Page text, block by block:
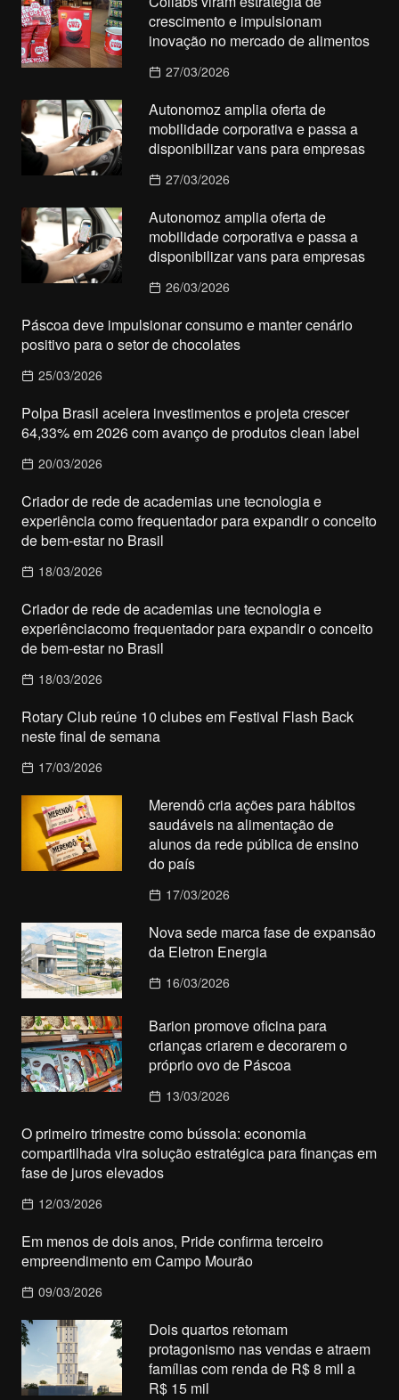
crescimento e impulsionam
inovação no mercado de alimentos
27/03/2026
Autonomoz amplia oferta de
mobilidade corporativa e passa a
disponibilizar vans para empresas
27/03/2026
Autonomoz amplia oferta de
mobilidade corporativa e passa a
disponibilizar vans para empresas
26/03/2026
Páscoa deve impulsionar consumo e manter cenário
positivo para o setor de chocolates
25/03/2026
Polpa Brasil acelera investimentos e projeta crescer
64,33% em 2026 com avanço de produtos clean label
20/03/2026
Criador de rede de academias une tecnologia e
experiência como frequentador para expandir o conceito
de bem-estar no Brasil
18/03/2026
Criador de rede de academias une tecnologia e
experiênciacomo frequentador para expandir o conceito
de bem-estar no Brasil
18/03/2026
Rotary Club reúne 10 clubes em Festival Flash Back
neste final de semana
17/03/2026
Merendô cria ações para hábitos
saudáveis na alimentação de
alunos da rede pública de ensino
do país
17/03/2026
Nova sede marca fase de expansão
da Eletron Energia
16/03/2026
Barion promove oficina para
crianças criarem e decorarem o
próprio ovo de Páscoa
13/03/2026
O primeiro trimestre como bússola: economia
compartilhada vira solução estratégica para finanças em
fase de juros elevados
12/03/2026
Em menos de dois anos, Pride confirma terceiro
empreendimento em Campo Mourão
09/03/2026
Dois quartos retomam
protagonismo nas vendas e atraem
famílias com renda de R$ 8 mil a
R$ 15 mil